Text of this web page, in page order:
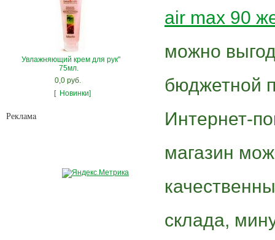
Увлажняющий крем для рук"
75мл.
0,0 руб.
[ Новинки]
Рекламa
air max 90
можно
бюджетной
Интернет-
магазин
склада,